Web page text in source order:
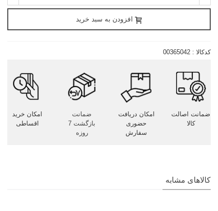
افزودن به سبد خرید
کدکالا : 00365042
ضمانت اصالت
کالا
امکان دریافت
حضوری
سفارش
ضمانت
بازگشت 7
روزه
امکان خرید
اقساطی
کالاهای مشابه